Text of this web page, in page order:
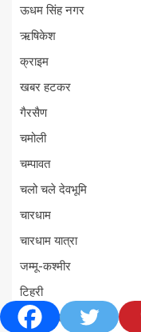
ऊधम सिंह नगर
ऋषिकेश
क्राइम
खबर हटकर
गैरसैण
चमोली
चम्पावत
चलो चले देवभूमि
चारधाम
चारधाम यात्रा
जम्मू-कश्मीर
टिहरी
ट्रेंडिंग खबरें